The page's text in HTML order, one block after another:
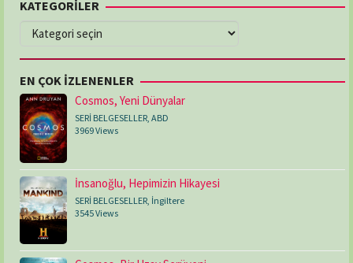
KATEGORİLER
KATEGORİLER
EN ÇOK İZLENENLER
Cosmos, Yeni Dünyalar
SERİ BELGESELLER, ABD
3969 Views
İnsanoğlu, Hepimizin Hikayesi
SERİ BELGESELLER, İngiltere
3545 Views